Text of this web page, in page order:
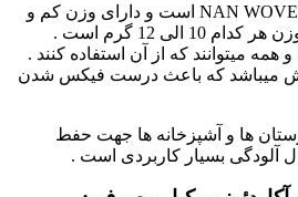
جنس این تجهیز مصرفی NAN WOVEN است و دارای وزن کم و
ضخامت مناسب میباشد . وزن هر کدام 10 الی 12 گرم است .
میتوانند که از آن استفاده کنند .
میباشد که باعث درست فیکس شدن
ها و آشپزخانه ها جهت حفط
آلودگی بسیار کاربردی است .